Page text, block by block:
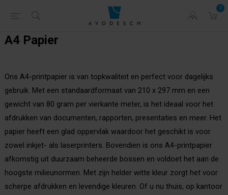
0
A4 Papier
Ons A4-printpapier is van topkwaliteit en perfect voor dagelijks
gebruik. Met een standaardformaat van 210 x 297 mm en een
gewicht van 80 gram per vierkante meter, is het ideaal voor het
afdrukken van documenten, rapporten, presentaties en meer. Het
papier heeft een glad oppervlak waardoor het geschikt is voor
zowel inkjet- als laserprinters. Bovendien is ons A4-printpapier
afkomstig uit duurzaam beheerde bossen en voldoet het aan de
hoogste milieunormen. Met zijn helder witte kleur zorgt het voor
scherpe afdrukken en levendige kleuren. Of u nu thuis, op kantoor